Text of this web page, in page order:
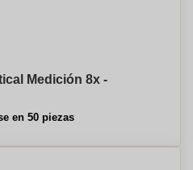
Medición 8x -
en 50 piezas